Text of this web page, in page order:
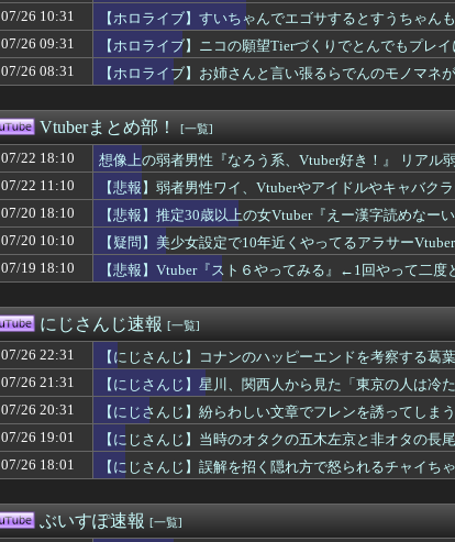
07/26 10:31
【ホロライブ】すいちゃんでエゴサするとすうちゃ
07/26 09:31
【ホロライブ】ニコの願望Tierづくりでとんでもプレ
07/26 08:31
【ホロライブ】お姉さんと言い張るらでんのモノマネ
Vtuberまとめ部！ [一覧]
07/22 18:10
想像上の弱者男性『なろう系、Vtuber好き！』 リアル
07/22 11:10
【悲報】弱者男性ワイ、Vtuberやアイドルやキャバ
07/20 18:10
【悲報】推定30歳以上の女Vtuber『えー漢字読めなー
07/20 10:10
【疑問】美少女設定で10年近くやってるアラサー
07/19 18:10
【悲報】Vtuber『スト６やってみる』←1回やって二
にじさんじ速報 [一覧]
07/26 22:31
【にじさんじ】コナンのハッピーエンドを考察する葛
07/26 21:31
【にじさんじ】星川、関西人から見た「東京の人は冷
07/26 20:31
【にじさんじ】紛らわしい文章でフレンを誘ってしま
07/26 19:01
【にじさんじ】当時のオタクの五木左京と非オタの長
07/26 18:01
【にじさんじ】誤解を招く隠れ方で怒られるチャイち
ぶいすぽ速報 [一覧]